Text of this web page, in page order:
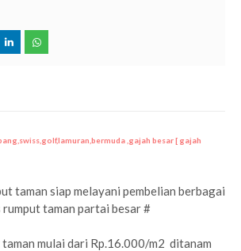
,gajah besar [ gajah
taman siap melayani pembelian berbagai
rumput taman partai besar #
mulai dari Rp.16.000/m2 ditanam